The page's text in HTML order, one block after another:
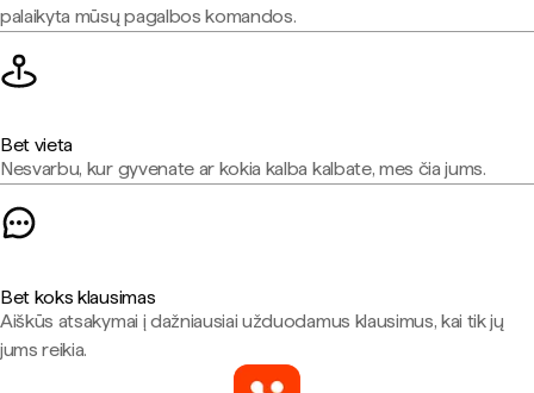
palaikyta mūsų pagalbos komandos.
Bet vieta
Nesvarbu, kur gyvenate ar kokia kalba kalbate, mes čia jums.
Bet koks klausimas
Aiškūs atsakymai į dažniausiai užduodamus klausimus, kai tik jų
jums reikia.